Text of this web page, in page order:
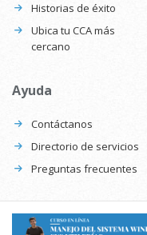
Historias de éxito
Ubica tu CCA más
cercano
Ayuda
Contáctanos
Directorio de servicios
Preguntas frecuentes